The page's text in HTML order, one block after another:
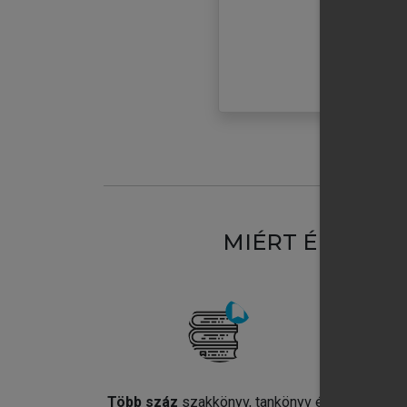
MIÉRT
Több száz szakkönyv, tankönyv és